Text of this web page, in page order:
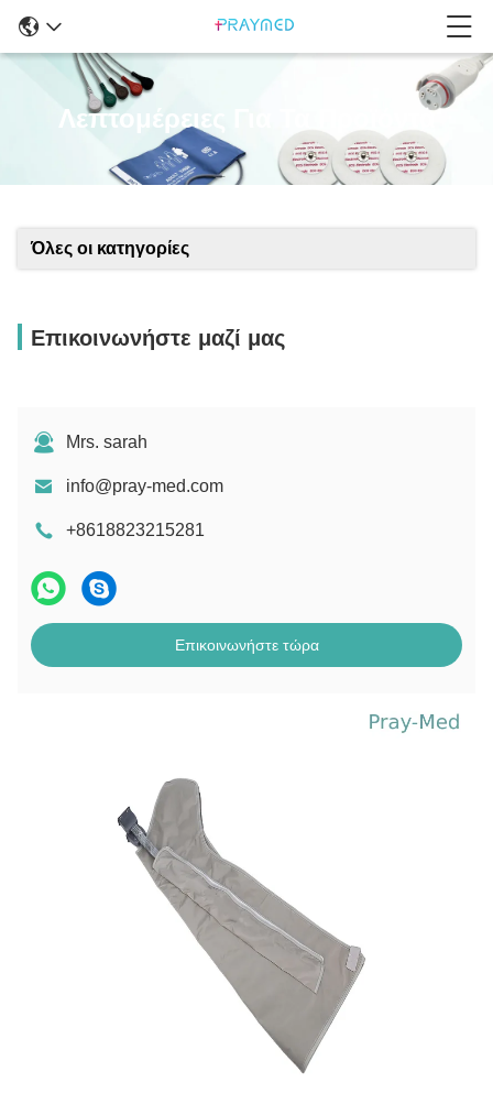
Λεπτομέρειες Για Τα Προϊόντα
Όλες οι κατηγορίες
Επικοινωνήστε μαζί μας
Mrs. sarah
info@pray-med.com
+8618823215281
Επικοινωνήστε τώρα